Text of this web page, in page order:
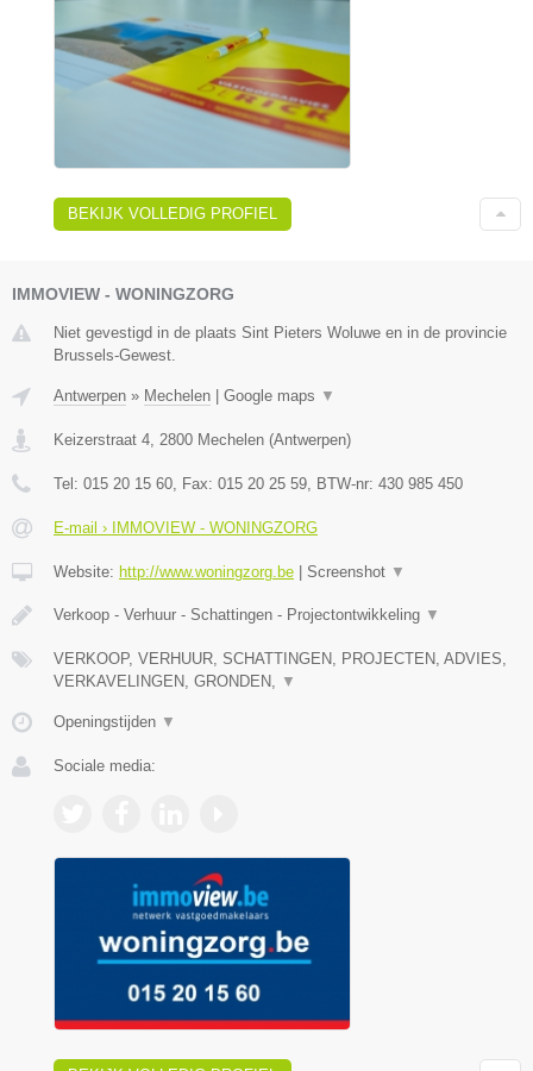
BEKIJK VOLLEDIG PROFIEL
IMMOVIEW - WONINGZORG
Niet gevestigd in de plaats Sint Pieters Woluwe en in de provincie
Brussels-Gewest.
Antwerpen » Mechelen | Google maps ▼
Keizerstraat 4 2800 Mechelen (Antwerpen)
Tel: 015 20 15 60 , Fax: 015 20 25 59 , BTW-nr: 430 985 450
E-mail › IMMOVIEW - WONINGZORG
Website: http://www.woningzorg.be | Screenshot ▼
Verkoop - Verhuur - Schattingen - Projectontwikkeling ▼
VERKOOP, VERHUUR, SCHATTINGEN, PROJECTEN, ADVIES,
VERKAVELINGEN, GRONDEN,
▼
Openingstijden ▼
Sociale media: